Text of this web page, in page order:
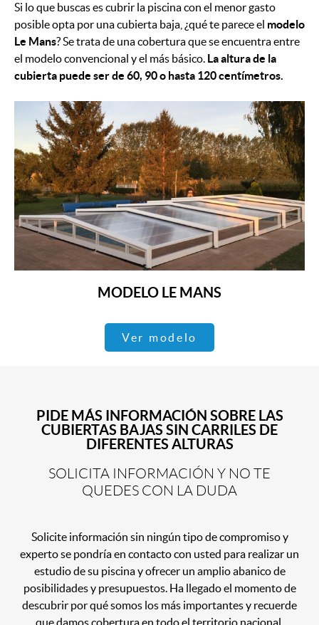
Si lo que buscas es cubrir la piscina con el menor gasto
posible opta por una cubierta baja, ¿qué te parece el modelo
Le Mans? Se trata de una cobertura que se encuentra entre
el modelo convencional y el más básico. La altura de la
cubierta puede ser de 60, 90 o hasta 120 centímetros.
MODELO LE MANS
Ver modelo
PIDE MÁS INFORMACIÓN SOBRE LAS
CUBIERTAS BAJAS SIN CARRILES DE
DIFERENTES ALTURAS
SOLICITA INFORMACIÓN Y NO TE
QUEDES CON LA DUDA
Solicite información sin ningún tipo de compromiso y
experto se pondría en contacto con usted para realizar un
estudio de su piscina y ofrecer un amplio abanico de
posibilidades y presupuestos. Ha llegado el momento de
descubrir por qué somos los más importantes y recuerde
que damos cobertura en todo el territorio nacional.